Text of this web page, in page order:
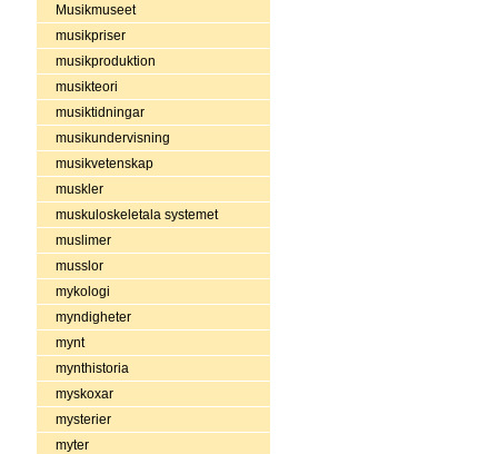
Musikmuseet
musikpriser
musikproduktion
musikteori
musiktidningar
musikundervisning
musikvetenskap
muskler
muskuloskeletala systemet
muslimer
musslor
mykologi
myndigheter
mynt
mynthistoria
myskoxar
mysterier
myter